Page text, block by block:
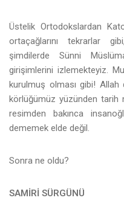
Üstelik Ortodokslardan
ortaçağlarını tekrarlar
şimdilerde Sünni
girişimlerini izlemekteyiz.
kurulmuş olması gibi!
körlüğümüz yüzünden tarih
resimden bakınca
dememek elde değil.
Sonra ne oldu?
SAMİRİ SÜRGÜNÜ